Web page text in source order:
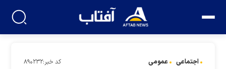
اجتماعی عمومی کد خبر:۸۹۰۲۳۲